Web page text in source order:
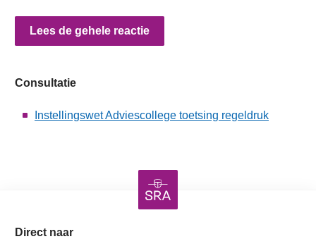
Lees de gehele reactie
Consultatie
Instellingswet Adviescollege toetsing regeldruk
Direct naar